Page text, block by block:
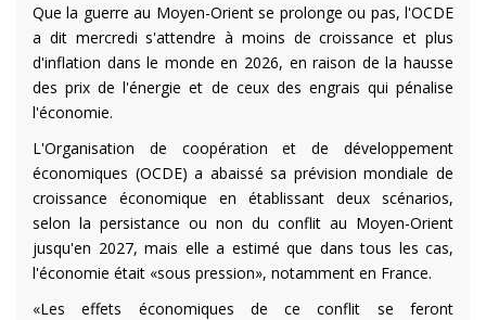
Que la guerre au Moyen-Orient se prolonge ou pas, l'OCDE
a dit mercredi s'attendre à moins de croissance et plus
d'inflation dans le monde en 2026, en raison de la hausse
des prix de l'énergie et de ceux des engrais qui pénalise
l'économie.
L'Organisation de coopération et de développement
économiques (OCDE) a abaissé sa prévision mondiale de
croissance économique en établissant deux scénarios,
selon la persistance ou non du conflit au Moyen-Orient
jusqu'en 2027, mais elle a estimé que dans tous les cas,
l'économie était «sous pression», notamment en France.
«Les effets économiques de ce conflit se feront